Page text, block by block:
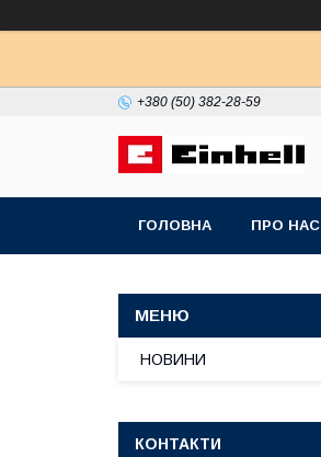
+380 (50) 382-28-59
ГОЛОВНА ПРО НАС
НОВИНИ
КОНТАКТИ